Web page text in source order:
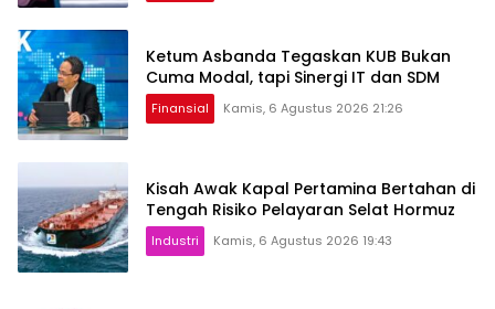
Ketum Asbanda Tegaskan KUB Bukan
Cuma Modal, tapi Sinergi IT dan SDM
Finansial Kamis, 6 Agustus 2026 21:26
Kisah Awak Kapal Pertamina Bertahan di
Tengah Risiko Pelayaran Selat Hormuz
Industri Kamis, 6 Agustus 2026 19:43